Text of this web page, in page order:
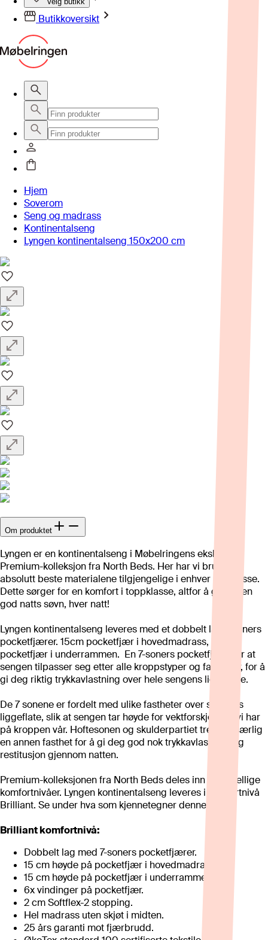
Butikkoversikt
Hjem
Soverom
Seng og madrass
Kontinentalseng
Lyngen kontinentalseng 150x200 cm
Om produktet
Lyngen er en kontinentalseng i Møbelringens eksklusive
Premium-kolleksjon fra North Beds. Her har vi brukt de
absolutt beste materialene tilgjengelige i enhver prisklasse.
Dette sørger for en komfort i toppklasse, altfor å gi deg en
god natts søvn, hver natt!
Lyngen kontinentalseng leveres med et dobbelt lag 7-soners
pocketfjærer. 15cm pocketfjær i hovedmadrass, 15cm
pocketfjær i underrammen. En 7-soners pocketfjær gjør at
sengen tilpasser seg etter alle kroppstyper og fasonger, for å
gi deg riktig trykkavlastning over hele sengens liggeflate.
De 7 sonene er fordelt med ulike fastheter over sengens
liggeflate, slik at sengen tar høyde for vektforskjellene vi har
på kroppen vår. Hoftesonen og skulderpartiet trenger særlig
en annen fasthet for å gi deg god nok trykkavlastning og
restitusjon gjennom natten.
Premium-kolleksjonen fra North Beds deles inn i forskjellige
komfortnivåer. Lyngen kontinentalseng leveres i komfortnivå
Brilliant. Se under hva som kjennetegner denne.
Brilliant komfortnivå:
Dobbelt lag med 7-soners pocketfjærer.
15 cm høyde på pocketfjær i hovedmadrass.
15 cm høyde på pocketfjær i underrammen.
6x vindinger på pocketfjær.
2 cm Softflex-2 stopping.
Hel madrass uten skjøt i midten.
25 års garanti mot fjærbrudd.